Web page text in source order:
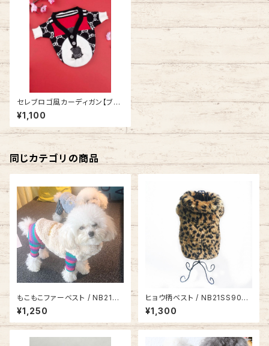
セレブロゴ風カーディガン【ブラ
ック】 SH21AW3839996
¥1,100
同じカテゴリの商品
もこもこファーベスト / NB21SS
8997846
¥1,250
ヒョウ柄ベスト / NB21SS9062
316
¥1,300